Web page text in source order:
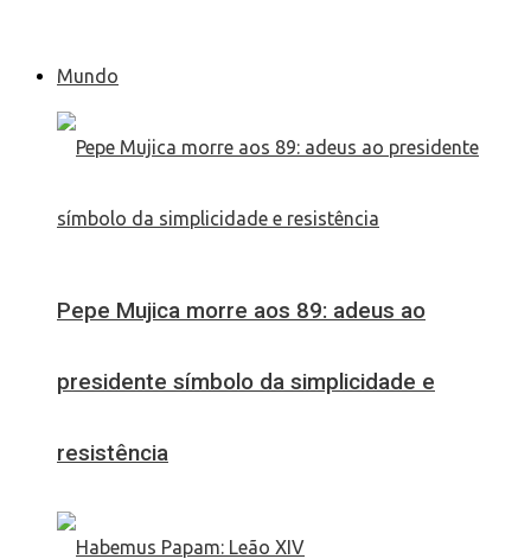
Mundo
Pepe Mujica morre aos 89: adeus ao
presidente símbolo da simplicidade e
resistência